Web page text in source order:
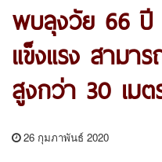
พบลุงวัย 66 ปี
แข็งแรง สามา
สูงกว่า 30 เมต
26 กุมภาพันธ์ 2020